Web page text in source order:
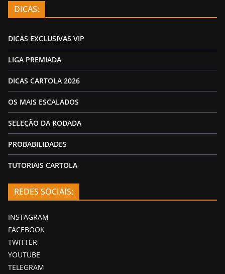
DICAS:
DICAS EXCLUSIVAS VIP
LIGA PREMIADA
DICAS CARTOLA 2026
OS MAIS ESCALADOS
SELEÇÃO DA RODADA
PROBABILIDADES
TUTORIAIS CARTOLA
REDES SOCIAIS:
INSTAGRAM
FACEBOOK
TWITTER
YOUTUBE
TELEGRAM